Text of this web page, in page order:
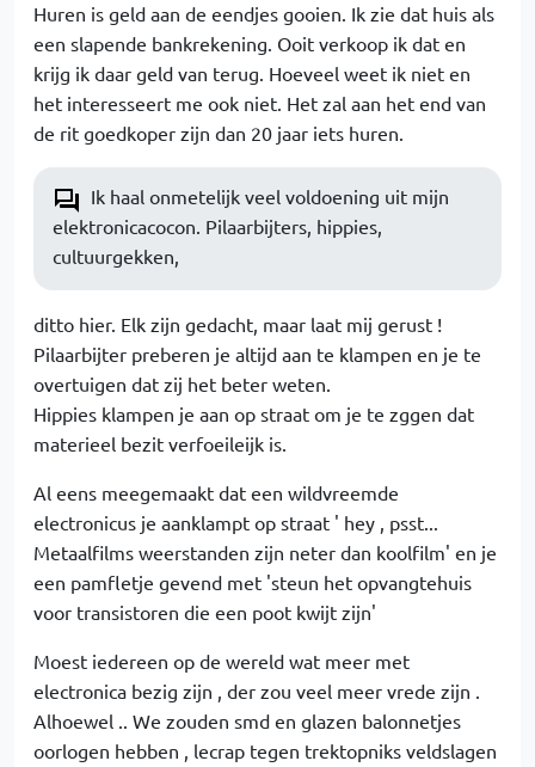
Huren is geld aan de eendjes gooien. Ik zie dat huis als
een slapende bankrekening. Ooit verkoop ik dat en
krijg ik daar geld van terug. Hoeveel weet ik niet en
het interesseert me ook niet. Het zal aan het end van
de rit goedkoper zijn dan 20 jaar iets huren.
Ik haal onmetelijk veel voldoening uit mijn
elektronicacocon. Pilaarbijters, hippies,
cultuurgekken,
ditto hier. Elk zijn gedacht, maar laat mij gerust !
Pilaarbijter preberen je altijd aan te klampen en je te
overtuigen dat zij het beter weten.
Hippies klampen je aan op straat om je te zggen dat
materieel bezit verfoeileijk is.
Al eens meegemaakt dat een wildvreemde
electronicus je aanklampt op straat ' hey , psst...
Metaalfilms weerstanden zijn neter dan koolfilm' en je
een pamfletje gevend met 'steun het opvangtehuis
voor transistoren die een poot kwijt zijn'
Moest iedereen op de wereld wat meer met
electronica bezig zijn , der zou veel meer vrede zijn .
Alhoewel .. We zouden smd en glazen balonnetjes
oorlogen hebben , lecrap tegen trektopniks veldslagen